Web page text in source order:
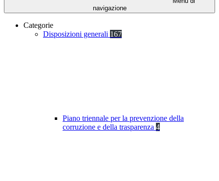
navigazione
Categorie
Disposizioni generali 167
Piano triennale per la prevenzione della
corruzione e della trasparenza 4